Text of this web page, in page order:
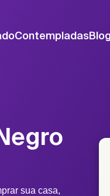
Contempladas
sua casa,